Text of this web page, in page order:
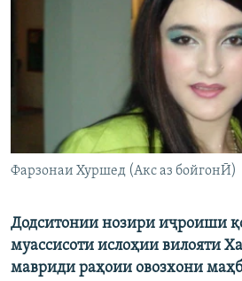
ГУЗОРИШҲОИ РАДИОӢ
Русский
Фарзонаи Хуршед (Акс аз бойгонӢ)
Додситонии нозири иҷроиши
муассисоти ислоҳии вилояти
мавриди раҳоии овозхони